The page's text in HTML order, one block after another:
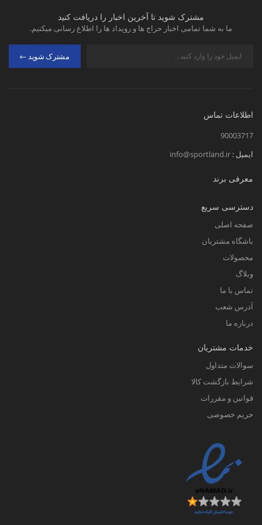
مشترک شوید تا آخرین اخبار را دریافت کنید
ما به شما تمامی اخبار حراج ها و رویداد ها را اطلاع رسانی میکنیم.
مشترک شوید
اطلاعات تماس
90003717
ایمیل : info@sportland.ir
معرفی برند
دسترسی سریع
صفحه اصلی
باشگاه مشتریان
محصولات
وبلاگ
تماس با ما
آدرس شعب
درباره ما
خدمات مشتریان
سوالات متداول
شرایط بازگشت کالا
قوانین و مقررات
حریم خصوصی